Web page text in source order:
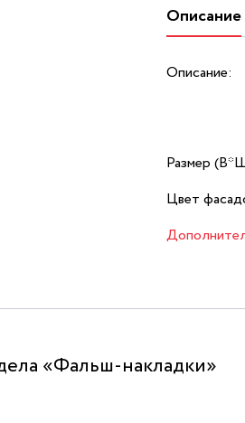
Описание
Описание:
Размер
Цвет
«Фальш-накладки»